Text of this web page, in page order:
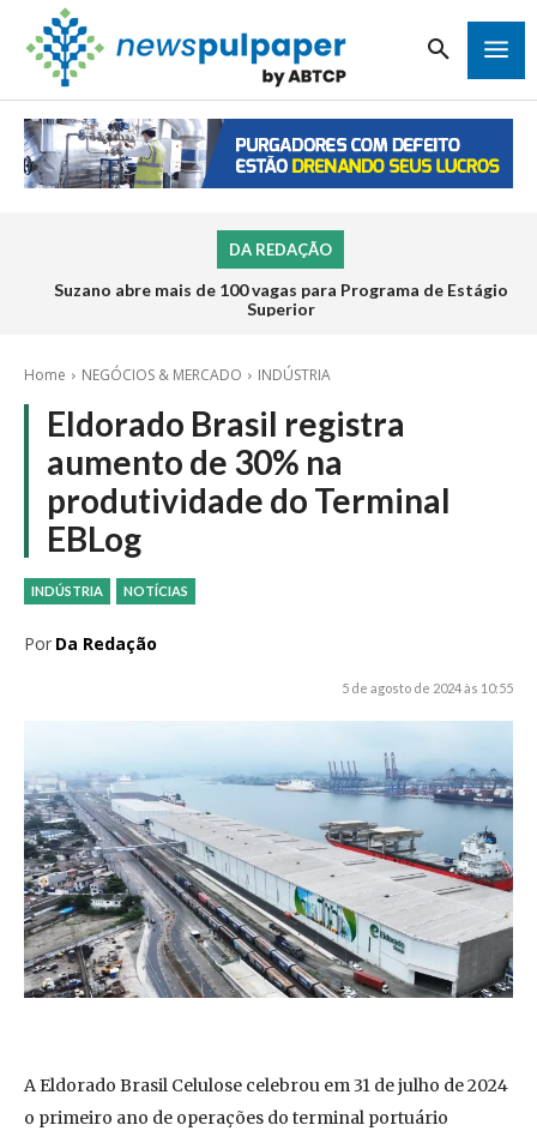
DA REDAÇÃO
Suzano abre mais de 100 vagas para Programa de Estágio
Superior
Home NEGÓCIOS & MERCADO INDÚSTRIA
Eldorado Brasil registra
aumento de 30% na
produtividade do Terminal
EBLog
INDÚSTRIA NOTÍCIAS
Por Da Redação
5 de agosto de 2024 às 10:55
A Eldorado Brasil Celulose celebrou em 31 de julho de 2024
o primeiro ano de operações do terminal portuário